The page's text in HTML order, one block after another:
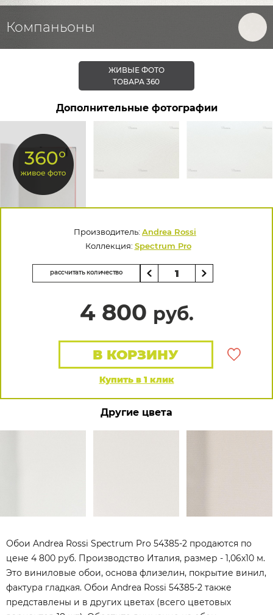
Компаньоны
ЖИВЫЕ ФОТО
ТОВАРА 360
Дополнительные фотографии
Производитель: Andrea Rossi
Коллекция: Spectrum Pro
рассчитать количество
4 800 руб.
Купить в 1 клик
В КОРЗИНУ
Другие цвета
Обои Andrea Rossi Spectrum Pro 54385-2 продаются по
цене 4 800 руб. Производство Италия, размер - 1,06x10 м.
Это виниловые обои, основа флизелин, покрытие винил,
фактура гладкая. Обои Andrea Rossi 54385-2 также
представлены и в других цветах (всего цветовых